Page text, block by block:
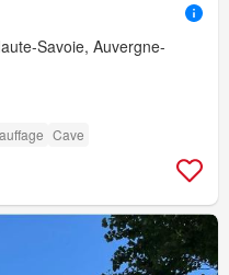
Savoie, Auvergne-
Cave